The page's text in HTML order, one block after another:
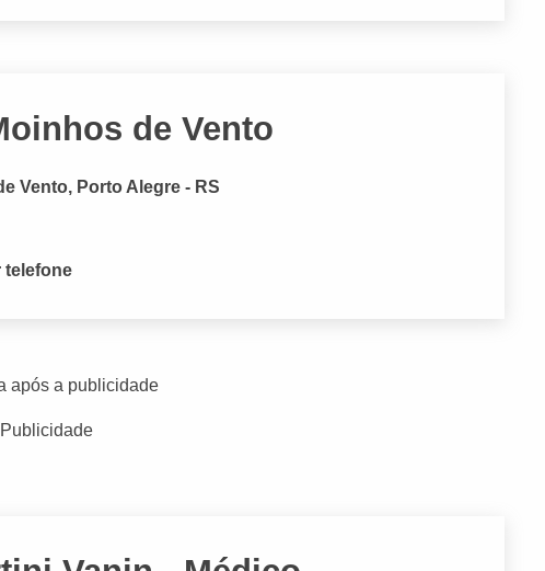
de Vento
Vento, Porto Alegre - RS
telefone
após a publicidade
Publicidade